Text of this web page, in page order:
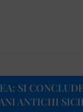
SI
ANTICHI